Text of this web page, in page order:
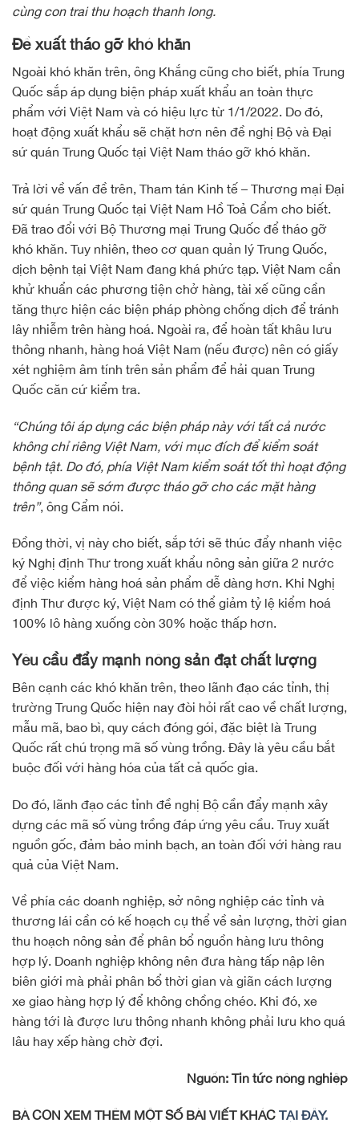
cùng con trai thu hoạch thanh long.
Đề xuất tháo gỡ khó khăn
Ngoài khó khăn trên, ông Khắng cũng cho biết, phía Trung
Quốc sắp áp dụng biện pháp xuất khẩu an toàn thực
phẩm với Việt Nam và có hiệu lực từ 1/1/2022. Do đó,
hoạt động xuất khẩu sẽ chặt hơn nên đề nghị Bộ và Đại
sứ quán Trung Quốc tại Việt Nam tháo gỡ khó khăn.
Trả lời về vấn đề trên, Tham tán Kinh tế – Thương mại Đại
sứ quán Trung Quốc tại Việt Nam Hồ Toả Cẩm cho biết.
Đã trao đổi với Bộ Thương mại Trung Quốc để tháo gỡ
khó khăn. Tuy nhiên, theo cơ quan quản lý Trung Quốc,
dịch bệnh tại Việt Nam đang khá phức tạp. Việt Nam cần
khử khuẩn các phương tiện chở hàng, tài xế cũng cần
tăng thực hiện các biện pháp phòng chống dịch để tránh
lây nhiễm trên hàng hoá. Ngoài ra, để hoàn tất khâu lưu
thông nhanh, hàng hoá Việt Nam (nếu được) nên có giấy
xét nghiệm âm tính trên sản phẩm để hải quan Trung
Quốc căn cứ kiểm tra.
“Chúng tôi áp dụng các biện pháp này với tất cả nước
không chỉ riêng Việt Nam, với mục đích để kiểm soát
bệnh tật. Do đó, phía Việt Nam kiểm soát tốt thì hoạt động
thông quan sẽ sớm được tháo gỡ cho các mặt hàng
trên”, ông Cẩm nói.
Đồng thời, vị này cho biết, sắp tới sẽ thúc đẩy nhanh việc
ký Nghị định Thư trong xuất khẩu nông sản giữa 2 nước
để việc kiểm hàng hoá sản phẩm dễ dàng hơn. Khi Nghị
định Thư được ký, Việt Nam có thể giảm tỷ lệ kiểm hoá
100% lô hàng xuống còn 30% hoặc thấp hơn.
Yêu cầu đẩy mạnh nông sản đạt chất lượng
Bên cạnh các khó khăn trên, theo lãnh đạo các tỉnh, thị
trường Trung Quốc hiện nay đòi hỏi rất cao về chất lượng,
mẫu mã, bao bì, quy cách đóng gói, đặc biệt là Trung
Quốc rất chú trọng mã số vùng trồng. Đây là yêu cầu bắt
buộc đối với hàng hóa của tất cả quốc gia.
Do đó, lãnh đạo các tỉnh đề nghị Bộ cần đẩy mạnh xây
dựng các mã số vùng trồng đáp ứng yêu cầu. Truy xuất
nguồn gốc, đảm bảo minh bạch, an toàn đối với hàng rau
quả của Việt Nam.
Về phía các doanh nghiệp, sở nông nghiệp các tỉnh và
thương lái cần có kế hoạch cụ thể về sản lượng, thời gian
thu hoạch nông sản để phân bổ nguồn hàng lưu thông
hợp lý. Doanh nghiệp không nên đưa hàng tấp nập lên
biên giới mà phải phân bổ thời gian và giãn cách lượng
xe giao hàng hợp lý để không chồng chéo. Khi đó, xe
hàng tới là được lưu thông nhanh không phải lưu kho quá
lâu hay xếp hàng chờ đợi.
Nguồn: Tin tức nông nghiệp
BÀ CON XEM THÊM MỘT SỐ BÀI VIẾT KHÁC TẠI ĐÂY.